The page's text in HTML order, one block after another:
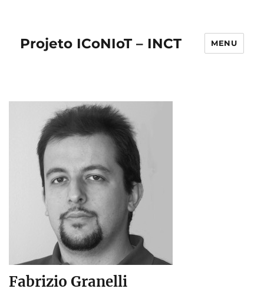
Projeto ICoNIoT – INCT MENU
Fabrizio Granelli